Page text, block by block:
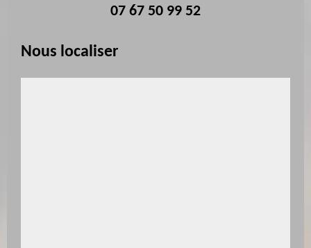
07 67 50 99 52
Nous localiser